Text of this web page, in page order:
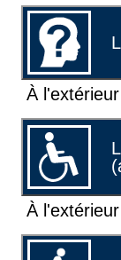
À l'extérieur
À l'extérieur